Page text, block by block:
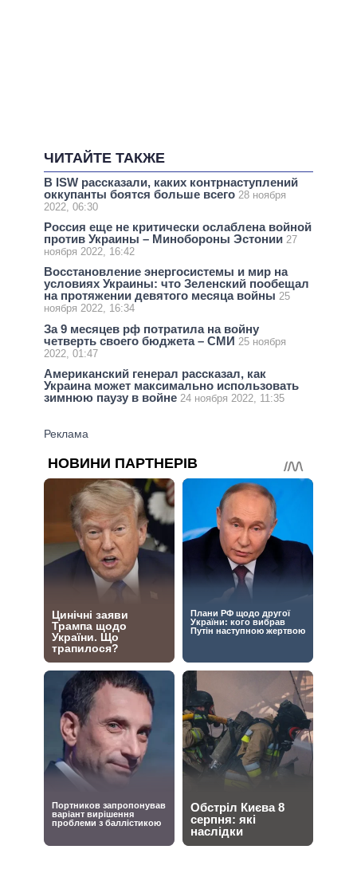
ЧИТАЙТЕ ТАКЖЕ
В ISW рассказали, каких контрнаступлений
оккупанты боятся больше всего 28 ноября
2022, 06:30
Россия еще не критически ослаблена войной
против Украины – Минобороны Эстонии 27
ноября 2022, 16:42
Восстановление энергосистемы и мир на
условиях Украины: что Зеленский пообещал
на протяжении девятого месяца войны 25
ноября 2022, 16:34
За 9 месяцев рф потратила на войну
четверть своего бюджета – СМИ 25 ноября
2022, 01:47
Американский генерал рассказал, как
Украина может максимально использовать
зимнюю паузу в войне 24 ноября 2022, 11:35